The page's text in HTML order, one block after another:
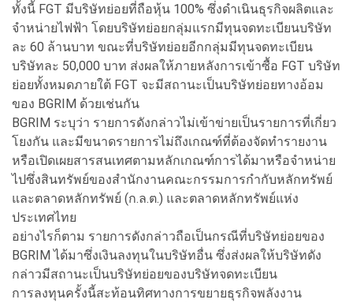
ทั้งนี้ FGT มีบริษัทย่อยที่ถือหุ้น 100% ซึ่งดำเนินธุรกิจผลิตและ
จำหน่ายไฟฟ้า โดยบริษัทย่อยกลุ่มแรกมีทุนจดทะเบียนบริษัท
ละ 60 ล้านบาท ขณะที่บริษัทย่อยอีกกลุ่มมีทุนจดทะเบียน
บริษัทละ 50,000 บาท ส่งผลให้ภายหลังการเข้าซื้อ FGT บริษัท
ย่อยทั้งหมดภายใต้ FGT จะมีสถานะเป็นบริษัทย่อยทางอ้อม
ของ BGRIM ด้วยเช่นกัน
BGRIM ระบุว่า รายการดังกล่าวไม่เข้าข่ายเป็นรายการที่เกี่ยว
โยงกัน และมีขนาดรายการไม่ถึงเกณฑ์ที่ต้องจัดทำรายงาน
หรือเปิดเผยสารสนเทศตามหลักเกณฑ์การได้มาหรือจำหน่าย
ไปซึ่งสินทรัพย์ของสำนักงานคณะกรรมการกำกับหลักทรัพย์
และตลาดหลักทรัพย์ (ก.ล.ต.) และตลาดหลักทรัพย์แห่ง
ประเทศไทย
อย่างไรก็ตาม รายการดังกล่าวถือเป็นกรณีที่บริษัทย่อยของ
BGRIM ได้มาซึ่งเงินลงทุนในบริษัทอื่น ซึ่งส่งผลให้บริษัทดัง
กล่าวมีสถานะเป็นบริษัทย่อยของบริษัทจดทะเบียน
การลงทุนครั้งนี้สะท้อนทิศทางการขยายธุรกิจพลังงาน